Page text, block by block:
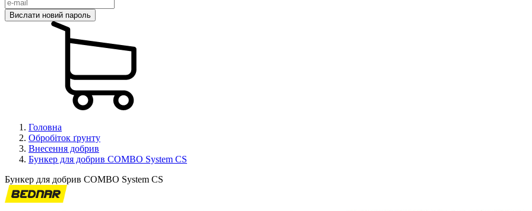
Головна
Обробіток ґрунту
Внесення добрив
Бункер для добрив COMBO System CS
Бункер для добрив COMBO System CS